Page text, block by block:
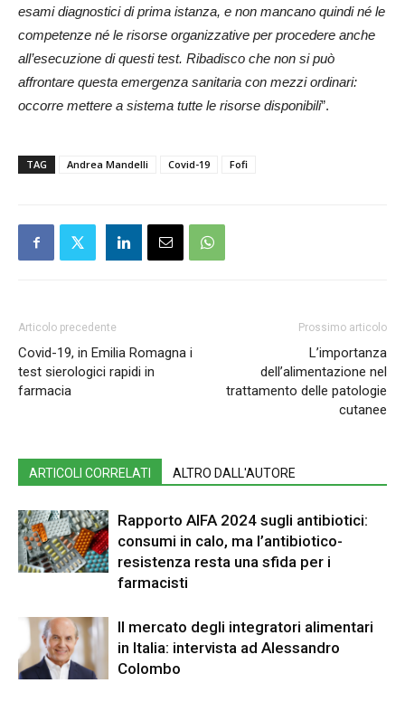
esami diagnostici di prima istanza, e non mancano quindi né le
competenze né le risorse organizzative per procedere anche
all’esecuzione di questi test. Ribadisco che non si può
affrontare questa emergenza sanitaria con mezzi ordinari:
occorre mettere a sistema tutte le risorse disponibili”.
TAG Andrea Mandelli Covid-19 Fofi
Articolo precedente
Covid-19, in Emilia Romagna i
test sierologici rapidi in
farmacia
Prossimo articolo
L’importanza
dell’alimentazione nel
trattamento delle patologie
cutanee
ARTICOLI CORRELATI ALTRO DALL'AUTORE
Rapporto AIFA 2024 sugli antibiotici:
consumi in calo, ma l’antibiotico-
resistenza resta una sfida per i
farmacisti
Il mercato degli integratori alimentari
in Italia: intervista ad Alessandro
Colombo